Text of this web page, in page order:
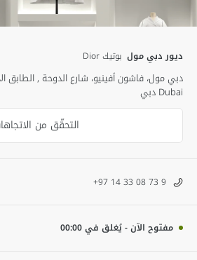
ديور دبي مول بوتيك Dior
دبي مول، فاشون أفينيو، شارع الدوحة الطابق
Dubai دبي
التحقّق من
+97 14 33 08 73 9
مفتوح الآن-يُغلق في00:00